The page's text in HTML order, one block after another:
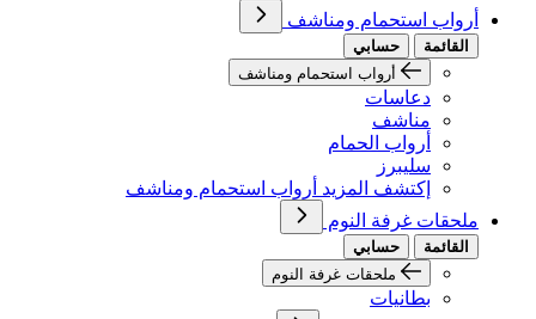
أرواب استحمام ومناشف
القائمة
حسابي
أرواب استحمام ومناشف
دعاسات
مناشف
أرواب الحمام
سليبرز
إكتشف المزيد أرواب استحمام ومناشف
ملحقات غرفة النوم
القائمة
حسابي
ملحقات غرفة النوم
بطانيات